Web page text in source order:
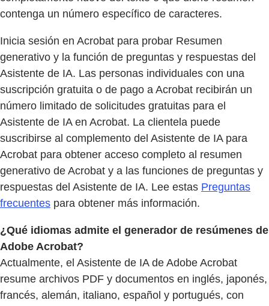
contenga un número específico de caracteres.
Inicia sesión en Acrobat para probar Resumen
generativo y la función de preguntas y respuestas del
Asistente de IA. Las personas individuales con una
suscripción gratuita o de pago a Acrobat recibirán un
número limitado de solicitudes gratuitas para el
Asistente de IA en Acrobat. La clientela puede
suscribirse al complemento del Asistente de IA para
Acrobat para obtener acceso completo al resumen
generativo de Acrobat y a las funciones de preguntas y
respuestas del Asistente de IA. Lee estas Preguntas
frecuentes para obtener más información.
¿Qué idiomas admite el generador de resúmenes de
Adobe Acrobat?
Actualmente, el Asistente de IA de Adobe Acrobat
resume archivos PDF y documentos en inglés, japonés,
francés, alemán, italiano, español y portugués, con